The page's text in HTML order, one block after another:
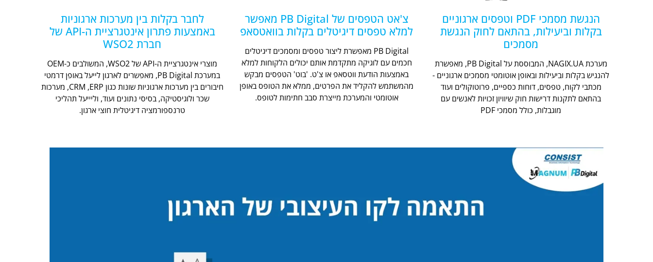
הנגשת מסמכי PDF וטפסים ארגוניים
בקלות וביעילות, בהתאם לחוק הנגשת
מסמכים
מערכת NAGIX.UA, המבוססת על PB Digital, מאפשרת
להנגיש בקלות וביעילות ובאופן אוטומטי מסמכים ארגוניים -
מכתבי לקוח, טפסים, דוחות כספיים, פרוטוקולים ועוד
בהתאם לתקנות דרישות חוק שיוויון זכויות לאנשים עם
מוגבלות, כולל מסמכי PDF
צ'אט הטפסים של PB Digital מאפשר
למלא טפסים דיגיטלים בקלות בוואטסאפ
PB Digital מאפשרת ליצור טפסים ומסמכים דיגיטלים
חכמים עם לוגיקה מתקדמת אותם יכולים הלקוחות למלא
באמצעות הודעת ווטסאפ או צ'ט. 'בוט' הטפסים מבקש
מהמשתמש להקליד את הפרטים, ממלא את הטופס באופן
אוטומטי והמערכת מייצרת סבב חתימות לטופס.
לחבר בקלות בין מערכות ארגוניות
באמצעות פתרון אינטגרציית ה-API של
חברת WSO2
מוצרי אינטגרציית ה-API של WSO2, המשולבים כ-OEM
במערכת PB Digital, מאפשרים לארגון לייעל באופן דרמטי
חיבורים בין מערכות ארגוניות שונות כגון CRM ,ERP, מערכות
שכר ולוגיסטיקה, בסיסי נתונים ועוד, וליייעל תהליכי
טרנספורמציה דיגיטלית חוצי ארגון.